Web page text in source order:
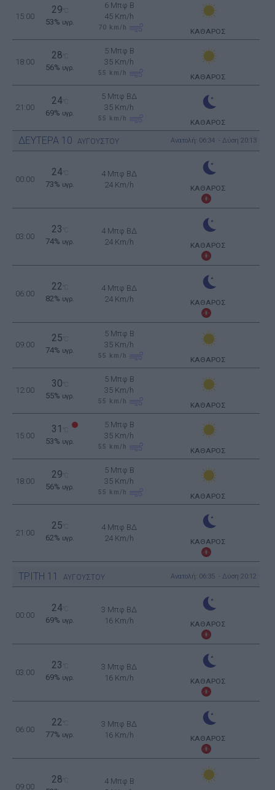
15:00
29
53% υγρ.
6 Μπφ B
45 Km/h
70 km/h ΚΑΘΑΡΟΣ
18:00
28
56% υγρ.
5 Μπφ B
35 Km/h
55 km/h ΚΑΘΑΡΟΣ
21:00
24°C
69% υγρ.
5 Μπφ ΒΔ
35 Km/h
55 km/h ΚΑΘΑΡΟΣ
ΔΕΥΤΕΡΑ 10 ΑΥΓΟΥΣΤΟΥ Ανατολή: 06:34 - Δύση 20:13
00:00
24°C
73% υγρ.
4 Μπφ ΒΔ
24 Km/h
ΚΑΘΑΡΟΣ
03:00
23
74% υγρ.
4 Μπφ ΒΔ
24 Km/h
ΚΑΘΑΡΟΣ
06:00
22
82% υγρ.
4 Μπφ ΒΔ
24 Km/h
ΚΑΘΑΡΟΣ
09:00
25
74% υγρ.
5 Μπφ B
35 Km/h
55 km/h ΚΑΘΑΡΟΣ
12:00
30
55% υγρ.
5 Μπφ B
35 Km/h
55 km/h ΚΑΘΑΡΟΣ
15:00
31
53% υγρ.
5 Μπφ B
35 Km/h
55 km/h ΚΑΘΑΡΟΣ
18:00
29
56% υγρ.
5 Μπφ B
35 Km/h
55 km/h ΚΑΘΑΡΟΣ
21:00
25
62% υγρ.
4 Μπφ ΒΔ
24 Km/h
ΚΑΘΑΡΟΣ
ΤΡΙΤΗ 11 ΑΥΓΟΥΣΤΟΥ Ανατολή: 06:35 - Δύση 20:12
00:00
24°C
69% υγρ.
3 Μπφ ΒΔ
16 Km/h
ΚΑΘΑΡΟΣ
03:00
23
69% υγρ.
3 Μπφ ΒΔ
16 Km/h
ΚΑΘΑΡΟΣ
06:00
22
77% υγρ.
3 Μπφ ΒΔ
16 Km/h
ΚΑΘΑΡΟΣ
09:00
28
4 Μπφ B